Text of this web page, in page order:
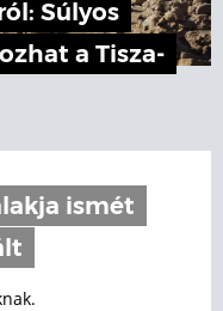
Súlyos
a Tisza-
ismét